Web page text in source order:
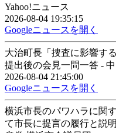
Yahoo!ニュース
2026-08-04 19:35:15
Googleニュースを開く
大治町長「捜査に影響す
提出後の会見一問一答 -
2026-08-04 21:45:00
Googleニュースを開く
横浜市長のパワハラに関
て市長に提言の履行と説